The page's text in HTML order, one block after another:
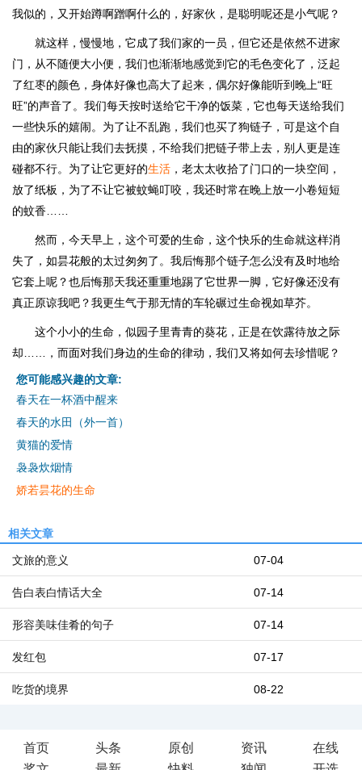
我似的，又开始蹲啊蹭啊什么的，好家伙，是聪明呢还是小气呢？
就这样，慢慢地，它成了我们家的一员，但它还是依然不进家
门，从不随便大小便，我们也渐渐地感觉到它的毛色变化了，泛起
了红枣的颜色，身体好像也高大了起来，偶尔好像能听到晚上“旺
旺”的声音了。我们每天按时送给它干净的饭菜，它也每天送给我们
一些快乐的嬉闹。为了让不乱跑，我们也买了狗链子，可是这个自
由的家伙只能让我们去抚摸，不给我们把链子带上去，别人更是连
碰都不行。为了让它更好的生活 ，老太太收拾了门口的一块空间，
放了纸板，为了不让它被蚊蝇叮咬，我还时常在晚上放一小卷短短
的蚊香……
然而，今天早上，这个可爱的生命，这个快乐的生命就这样消
失了，如昙花般的太过匆匆了。我后悔那个链子怎么没有及时地给
它套上呢？也后悔那天我还重重地踢了它世界一脚，它好像还没有
真正原谅我吧？我更生气于那无情的车轮碾过生命视如草芥。
这个小小的生命，似园子里青青的葵花，正是在饮露待放之际
却……，而面对我们身边的生命的律动，我们又将如何去珍惜呢？
您可能感兴趣的文章:
春天在一杯酒中醒来
春天的水田（外一首）
黄猫的爱情
袅袅炊烟情
娇若昙花的生命
相关文章
07-04
文旅的意义
07-14
告白表白情话大全
07-14
形容美味佳肴的句子
07-17
发红包
08-22
吃货的境界
首页 头条 原创 资讯
在线